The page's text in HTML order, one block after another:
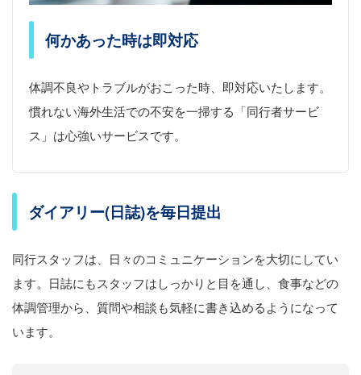
何かあった時は即対応
体調不良やトラブルがおこった時、即対応いたします。
慣れない海外生活での不安を一掃する「同行者サービ
ス」は心強いサービスです。
ダイアリー(日誌)を毎日提出
同行スタッフは、日々のコミュニケーションを大切にしてい
ます。日誌にもスタッフはしっかりと目を通し、食事などの
体調管理から、質問や相談も気軽に書き込めるようになって
います。